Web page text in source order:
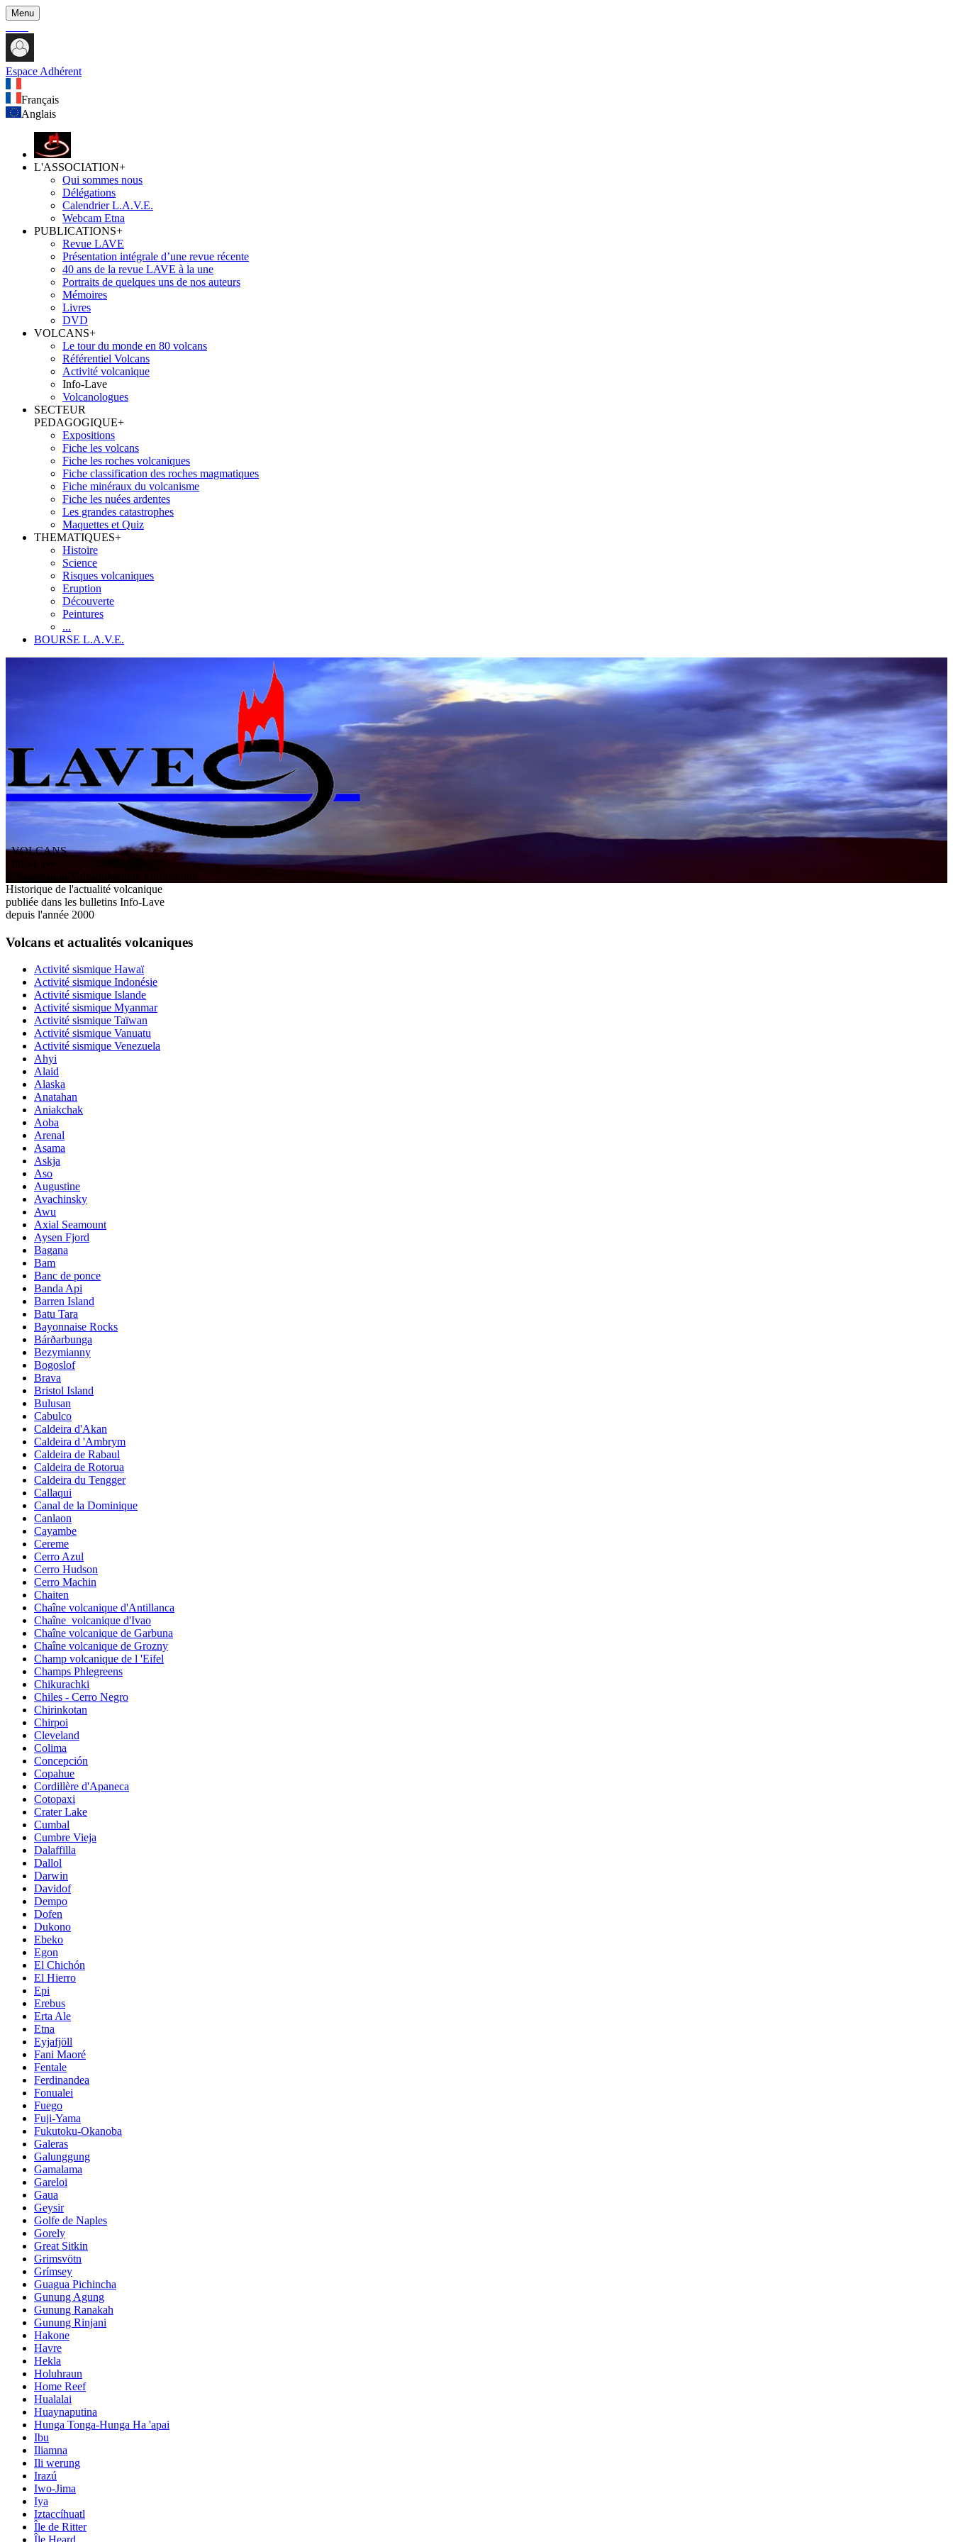
Menu
Espace Adhérent
Français
Anglais
L'ASSOCIATION+
Qui sommes nous
Délégations
Calendrier L.A.V.E.
Webcam Etna
PUBLICATIONS+
Revue LAVE
Présentation intégrale d’une revue récente
40 ans de la revue LAVE à la une
Portraits de quelques uns de nos auteurs
Mémoires
Livres
DVD
VOLCANS+
Le tour du monde en 80 volcans
Référentiel Volcans
Activité volcanique
Info-Lave
Volcanologues
SECTEUR
PEDAGOGIQUE+
Expositions
Fiche les volcans
Fiche les roches volcaniques
Fiche classification des roches magmatiques
Fiche minéraux du volcanisme
Fiche les nuées ardentes
Les grandes catastrophes
Maquettes et Quiz
THEMATIQUES+
Histoire
Science
Risques volcaniques
Eruption
Découverte
Peintures
...
BOURSE L.A.V.E.
VOLCANS
olcanologique
Historique de l'actualité volcanique
publiée dans les bulletins Info-Lave
depuis l'année 2000
Volcans et actualités volcaniques
Activité sismique Hawaï
Activité sismique Indonésie
Activité sismique Islande
Activité sismique Myanmar
Activité sismique Taïwan
Activité sismique Vanuatu
Activité sismique Venezuela
Ahyi
Alaid
Alaska
Anatahan
Aniakchak
Aoba
Arenal
Asama
Askja
Aso
Augustine
Avachinsky
Awu
Axial Seamount
Aysen Fjord
Bagana
Bam
Banc de ponce
Banda Api
Barren Island
Batu Tara
Bayonnaise Rocks
Bárðarbunga
Bezymianny
Bogoslof
Brava
Bristol Island
Bulusan
Cabulco
Caldeira d'Akan
Caldeira d 'Ambrym
Caldeira de Rabaul
Caldeira de Rotorua
Caldeira du Tengger
Callaqui
Canal de la Dominique
Canlaon
Cayambe
Cereme
Cerro Azul
Cerro Hudson
Cerro Machin
Chaiten
Chaîne volcanique d'Antillanca
Chaîne_volcanique d'Ivao
Chaîne volcanique de Garbuna
Chaîne volcanique de Grozny
Champ volcanique de l 'Eifel
Champs Phlegreens
Chikurachki
Chiles - Cerro Negro
Chirinkotan
Chirpoi
Cleveland
Colima
Concepción
Copahue
Cordillère d'Apaneca
Cotopaxi
Crater Lake
Cumbal
Cumbre Vieja
Dalaffilla
Dallol
Darwin
Davidof
Dempo
Dofen
Dukono
Ebeko
Egon
El Chichón
El Hierro
Epi
Erebus
Erta Ale
Etna
Eyjafjöll
Fani Maoré
Fentale
Ferdinandea
Fonualei
Fuego
Fuji-Yama
Fukutoku-Okanoba
Galeras
Galunggung
Gamalama
Gareloi
Gaua
Geysir
Golfe de Naples
Gorely
Great Sitkin
Grimsvötn
Grímsey
Guagua Pichincha
Gunung Agung
Gunung Ranakah
Gunung Rinjani
Hakone
Havre
Hekla
Holuhraun
Home Reef
Hualalai
Huaynaputina
Hunga Tonga-Hunga Ha 'apai
Ibu
Iliamna
Ili werung
Irazú
Iwo-Jima
Iya
Iztaccíhuatl
Île de Ritter